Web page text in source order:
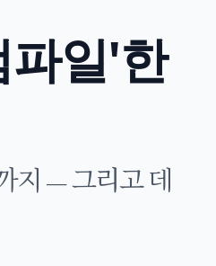
파일'한
지 — 그리고 데